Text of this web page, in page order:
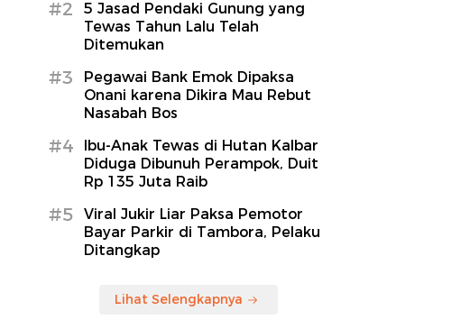
#2
5 Jasad Pendaki Gunung yang
Tewas Tahun Lalu Telah
Ditemukan
#3
Pegawai Bank Emok Dipaksa
Onani karena Dikira Mau Rebut
Nasabah Bos
#4
Ibu-Anak Tewas di Hutan Kalbar
Diduga Dibunuh Perampok, Duit
Rp 135 Juta Raib
#5
Viral Jukir Liar Paksa Pemotor
Bayar Parkir di Tambora, Pelaku
Ditangkap
Lihat Selengkapnya